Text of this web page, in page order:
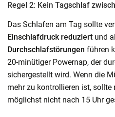
Regel 2: Kein Tagschlaf
Das Schlafen am Tag sollte
Einschlafdruck reduziert und
Durchschlafstörungen führen
20-minütiger Powernap, der
sichergestellt wird. Wenn die
mehr zu kontrollieren ist, sollte
möglichst nicht nach 15 Uhr